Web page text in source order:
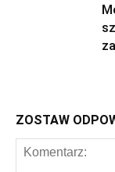
ZOSTAW